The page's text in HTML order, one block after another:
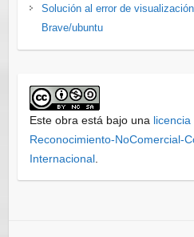
Solución al error de
Brave/ubuntu
Este obra está bajo una
Reconocimiento-NoComercial-
Internacional.